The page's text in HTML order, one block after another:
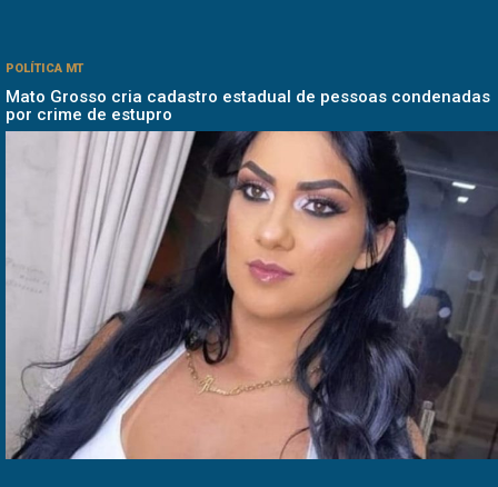
POLÍTICA MT
Mato Grosso cria cadastro estadual de pessoas condenadas
por crime de estupro